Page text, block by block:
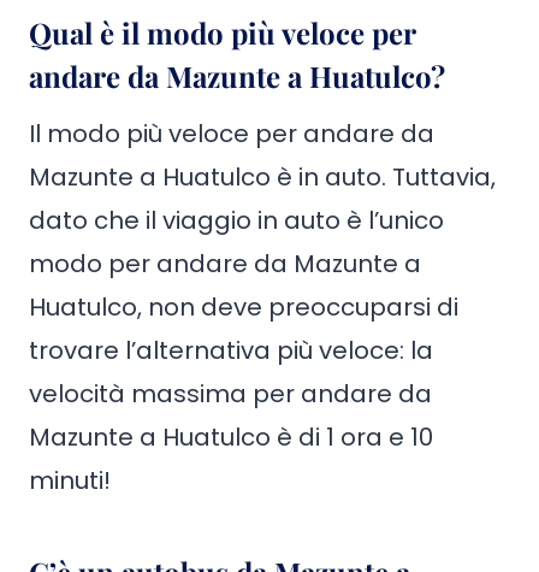
Qual è il modo più veloce per
andare da Mazunte a Huatulco?
Il modo più veloce per andare da
Mazunte a Huatulco è in auto. Tuttavia,
dato che il viaggio in auto è l’unico
modo per andare da Mazunte a
Huatulco, non deve preoccuparsi di
trovare l’alternativa più veloce: la
velocità massima per andare da
Mazunte a Huatulco è di 1 ora e 10
minuti!